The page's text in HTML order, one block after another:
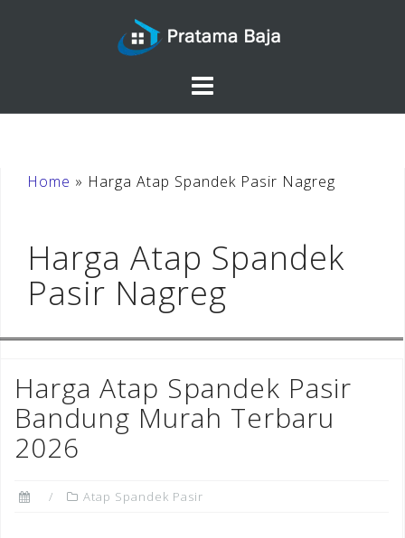
Home » Harga Atap Spandek Pasir Nagreg
Harga Atap Spandek
Pasir Nagreg
Harga Atap Spandek Pasir
Bandung Murah Terbaru
2026
Atap Spandek Pasir